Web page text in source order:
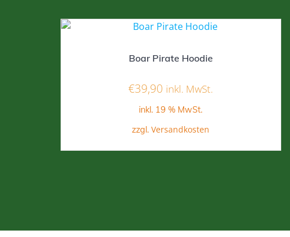
Boar Pirate Hoodie
€39,90 inkl. MwSt.
inkl. 19 % MwSt.
zzgl.Versandkosten